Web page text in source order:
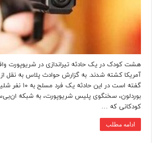
هشت کودک در یک حادثه تیراندازی در شریوپورت
آمریکا کشته شدند. به گزارش حوادث پلاس به نقل از
گفته است در این
بوردلون، سخنگوی پلیس شریوپورت، به شبکه
کودکانی که …
ادامه مطلب